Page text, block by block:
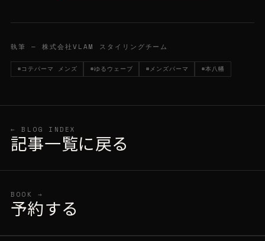
執筆 — 株式会社VLAM スタイリングチーム
#コテパーマ メンズ #ゆるウェーブ #メンズパーマ #本八幡
← BLOG INDEX
記事一覧に戻る
BOOK →
予約する